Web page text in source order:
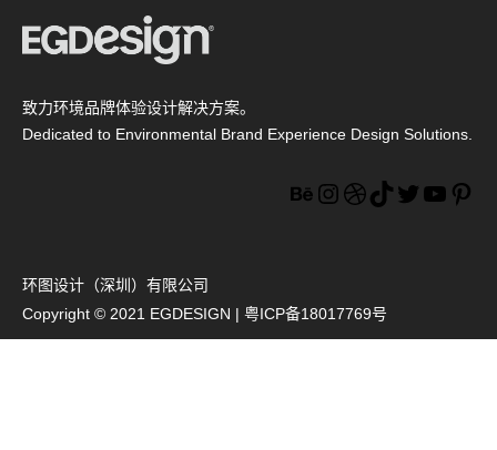
致力环境品牌体验设计解决方案。
Dedicated to Environmental Brand Experience Design Solutions.
Behance
Instagram
Dribbble
TikTokTwitter
环图设计（深圳）有限公司
Copyright © 2021 EGDESIGN | 粤ICP备18017769号